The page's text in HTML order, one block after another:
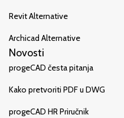
Revit Alternative
Archicad Alternative
Novosti
progeCAD česta pitanja
Kako pretvoriti PDF u DWG
progeCAD HR Priručnik